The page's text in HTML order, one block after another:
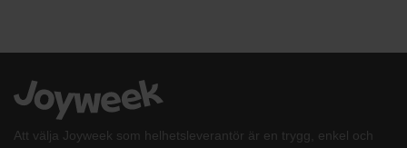
Att välja Joyweek som helhetsleverantör är en trygg, enkel och